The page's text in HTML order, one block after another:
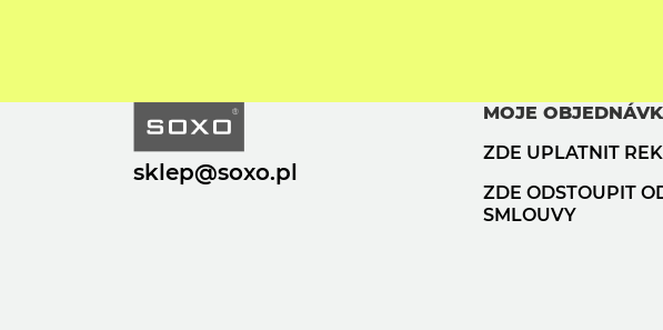
sklep@soxo.pl
MOJE
ZDE UPLATNIT
ZDE ODSTOUPIT
SMLOUVY